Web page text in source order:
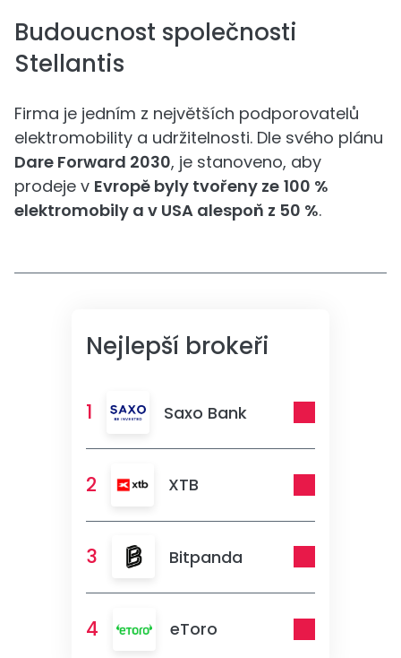
Budoucnost společnosti
Stellantis
Firma je jedním z největších podporovatelů
elektromobility a udržitelnosti. Dle svého plánu
Dare Forward 2030, je stanoveno, aby
prodeje v Evropě byly tvořeny ze 100 %
elektromobily a v USA alespoň z 50 %.
Nejlepší brokeři
1 Saxo Bank
2 XTB
3 Bitpanda
4 eToro